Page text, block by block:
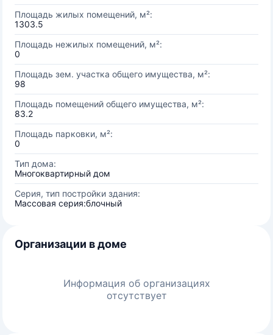
Площадь жилых помещений, м²:
1303.5
Площадь нежилых помещений, м²:
0
Площадь зем. участка общего имущества, м²:
98
Площадь помещений общего имущества, м²:
83.2
Площадь парковки, м²:
0
Тип дома:
Многоквартирный дом
Серия, тип постройки здания:
Массовая серия:блочный
Организации в доме
Информация об организациях
отсутствует